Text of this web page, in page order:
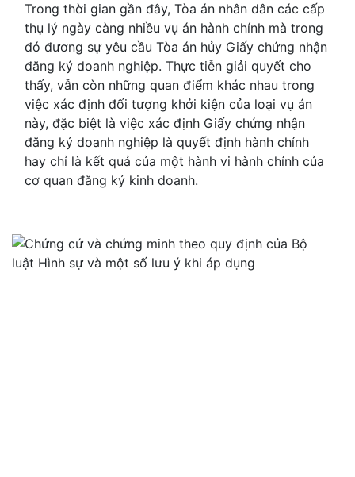
Trong thời gian gần đây, Tòa án nhân dân các cấp
thụ lý ngày càng nhiều vụ án hành chính mà trong
đó đương sự yêu cầu Tòa án hủy Giấy chứng nhận
đăng ký doanh nghiệp. Thực tiễn giải quyết cho
thấy, vẫn còn những quan điểm khác nhau trong
việc xác định đối tượng khởi kiện của loại vụ án
này, đặc biệt là việc xác định Giấy chứng nhận
đăng ký doanh nghiệp là quyết định hành chính
hay chỉ là kết quả của một hành vi hành chính của
cơ quan đăng ký kinh doanh.